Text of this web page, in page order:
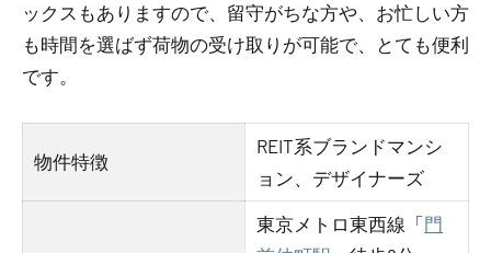
ックスもありますので、留守がちな方や、お忙しい方
も時間を選ばず荷物の受け取りが可能で、とても便利
です。
物件特徴
REIT系ブランドマンシ
ョン、デザイナーズ
東京メトロ東西線「門